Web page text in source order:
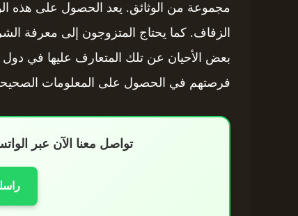
مجموعة من الوثائق. يعد الحصول على هذه
الزفاف. كما يحتاج المتزوجون إلى معرفة
بعض الأحيان عن تلك المتعارف عليها في
فرصتهم في الحصول على المعلومات
تواصل معنا الآن عبر